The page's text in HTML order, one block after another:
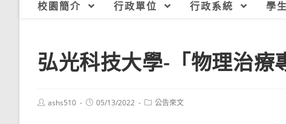
校園簡介 行政單位 行政系統 學
弘光科技大學-「物理治療
Postashs510
Post05/13/2022
Post公告來文